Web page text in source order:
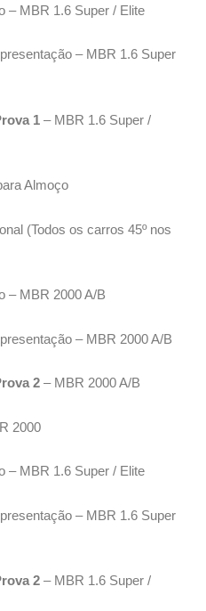
– MBR 1.6 Super / Elite
– MBR 1.6 Super
1 – MBR 1.6 Super /
Almoço
(Todos os carros 45º nos
– MBR 2000 A/B
– MBR 2000 A/B
2 – MBR 2000 A/B
2000
– MBR 1.6 Super / Elite
– MBR 1.6 Super
2 – MBR 1.6 Super /